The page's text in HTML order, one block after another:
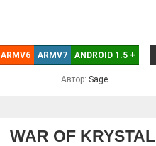
ARMV6 ARMV7 ANDROID 1.5 +
Автор: Sage
WAR OF KRYSTAL